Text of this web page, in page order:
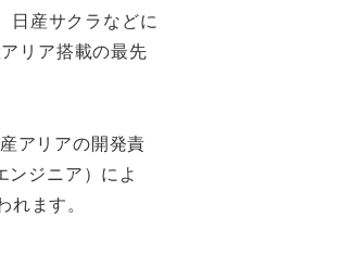
日産サクラなどに
リア搭載の最先
アリアの開発責
ジニア）によ
ます。